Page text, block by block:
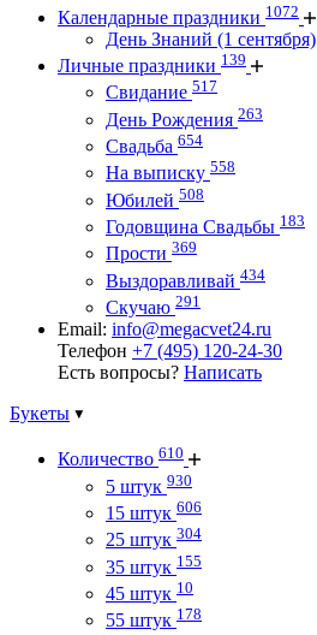
Календарные праздники 1072
День Знаний (1 сентября)
Личные праздники 139
Свидание 517
День Рождения 263
Свадьба 654
На выписку 558
Юбилей 508
Годовщина Свадьбы 183
Прости 369
Выздоравливай 434
Скучаю 291
Email: info@megacvet24.ru
Телефон +7 (495) 120-24-30
Есть вопросы? Написать
Букеты
Количество 610
5 штук 930
15 штук 606
25 штук 304
35 штук 155
45 штук 10
55 штук 178